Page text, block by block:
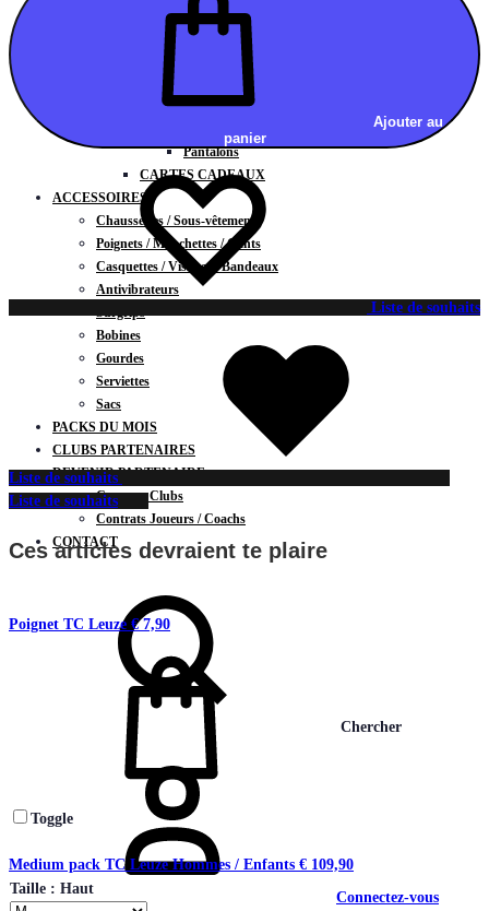
Sweats à capuche zippé
Vestes
BAS
Shorts
Pantalons
CARTES CADEAUX
ACCESSOIRES
Chaussettes / Sous-vêtements
Poignets / Manchettes / Gants
Casquettes / Visières / Bandeaux
Antivibrateurs
Surgrips
Bobines
Gourdes
Serviettes
Sacs
PACKS DU MOIS
CLUBS PARTENAIRES
DEVENIR PARTENAIRE
Contrats Clubs
Contrats Joueurs / Coachs
CONTACT
Chercher
Connectez-vous
Ajouter au
panier
Liste de souhaits
Liste de souhaits
Liste de souhaits
Ces articles devraient te plaire
Poignet TC Leuze €7,90
Toggle
Medium pack TC Leuze Hommes / Enfants € 109,90
Taille : Haut